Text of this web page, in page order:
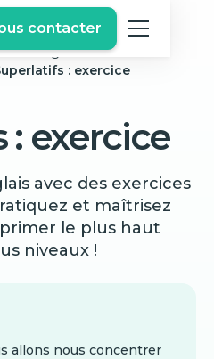
contacter
Anglais Gratuits
: exercice
: exercice
avec des exercices
et maîtrisez
le plus haut
niveaux !
allons nous concentrer